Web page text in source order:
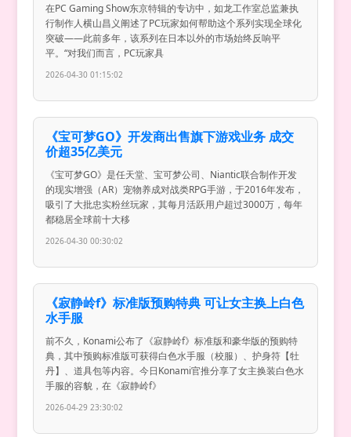
在PC Gaming Show东京特辑的专访中，如龙工作室总监兼执
行制作人横山昌义阐述了PC玩家如何帮助这个系列实现全球化
突破——此前多年，该系列在日本以外的市场始终反响平
平。“对我们而言，PC玩家具
2026-04-30 01:15:02
《宝可梦GO》开发商出售旗下游戏业务 成交
价超35亿美元
《宝可梦GO》是任天堂、宝可梦公司、Niantic联合制作开发
的现实增强（AR）宠物养成对战类RPG手游，于2016年发布，
吸引了大批忠实粉丝玩家，其每月活跃用户超过3000万，每年
都稳居全球前十大移
2026-04-30 00:30:02
《寂静岭f》标准版预购特典 可让女主换上白色
水手服
前不久，Konami公布了《寂静岭f》标准版和豪华版的预购特
典，其中预购标准版可获得白色水手服（校服）、护身符【牡
丹】、道具包等内容。今日Konami官推分享了女主换装白色水
手服的容貌，在《寂静岭f》
2026-04-29 23:30:02